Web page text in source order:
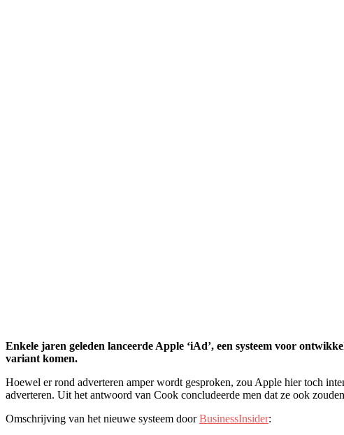
Enkele jaren geleden lanceerde Apple ‘iAd’, een systeem voor
variant komen.
Hoewel er rond adverteren amper wordt gesproken, zou Apple hier toch
adverteren. Uit het antwoord van Cook concludeerde men dat ze ook
Omschrijving van het nieuwe systeem doorBusinessInsider: